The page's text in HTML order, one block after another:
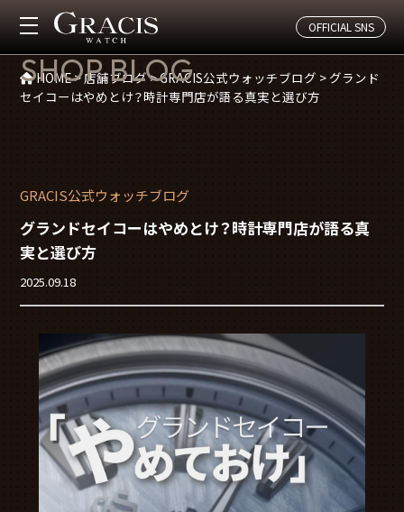
OFFICIAL SNS
店舗ブログ
SHOP BLOG
HOME>店舗ブログ>GRACIS公式ウォッチブログ > グランド
セイコーはやめとけ？時計専門店が語る真実と選び方
GRACIS公式ウォッチブログ
グランドセイコーはやめとけ？時計専門店が語る真
実と選び方
2025.09.18